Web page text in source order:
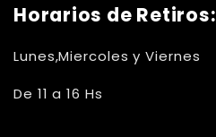
Horarios de Retiros:
Lunes,Miercoles y Viernes
De 11 a 16 Hs